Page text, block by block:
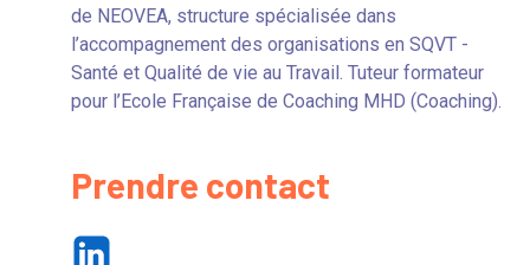
de NEOVEA, structure spécialisée dans
l’accompagnement des organisations en SQVT -
Santé et Qualité de vie au Travail. Tuteur formateur
pour l’Ecole Française de Coaching MHD (Coaching).
Prendre contact